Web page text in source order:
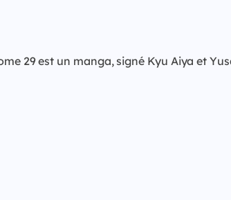
29 est un manga, signé Kyu Aiya et